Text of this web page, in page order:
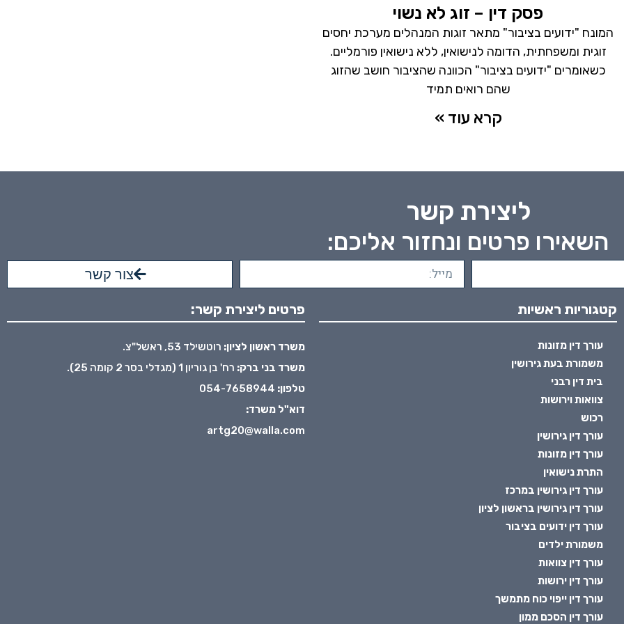
פסק דין – זוג לא נשוי
המונח "ידועים בציבור" מתאר זוגות המנהלים מערכת יחסים
זוגית ומשפחתית, הדומה לנישואין, ללא נישואין פורמליים.
כשאומרים "ידועים בציבור" הכוונה שהציבור חושב שהזוג
שהם רואים תמיד
קרא עוד »
ליצירת קשר
השאירו פרטים ונחזור אליכם:
צור קשר
קטגוריות ראשיות
עורך דין מזונות
משמורת בעת גירושין
בית דין רבני
צוואות וירושות
רכוש
עורך דין גירושין
עורך דין מזונות
התרת נישואין
עורך דין גירושין במרכז
עורך דין גירושין בראשון לציון
עורך דין ידועים בציבור
משמורת ילדים
עורך דין צוואות
עורך דין ירושות
עורך דין ייפוי כוח מתמשך
עורך דין הסכם ממון
פרטים ליצירת קשר:
משרד ראשון לציון: רוטשילד 53, ראשל"צ.
משרד בני ברק: רח' בן גוריון 1 (מגדלי בסר 2 קומה 25).
טלפון: 054-7658944
דוא"ל משרד:
artg20@walla.com